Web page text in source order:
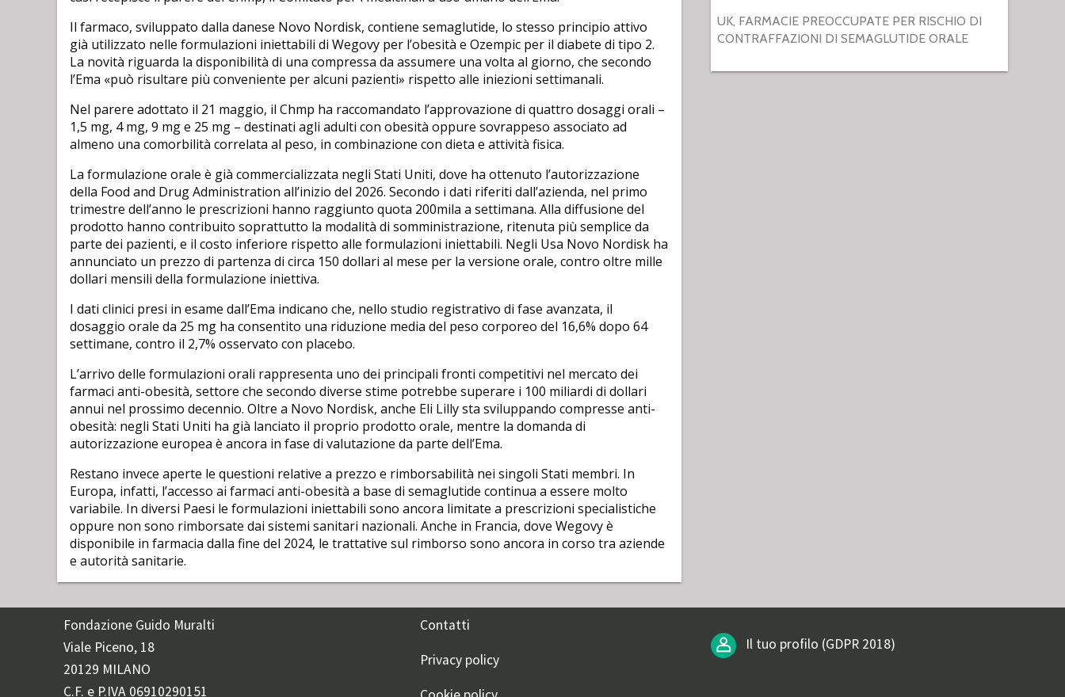
Il farmaco, sviluppato dalla danese Novo Nordisk, contiene semaglutide, lo stesso principio attivo
già utilizzato nelle formulazioni iniettabili di Wegovy per l’obesità e Ozempic per il diabete di tipo 2.
La novità riguarda la disponibilità di una compressa da assumere una volta al giorno, che secondo
l’Ema «può risultare più conveniente per alcuni pazienti» rispetto alle iniezioni settimanali.
Nel parere adottato il 21 maggio, il Chmp ha raccomandato l’approvazione di quattro dosaggi orali –
1,5 mg, 4 mg, 9 mg e 25 mg – destinati agli adulti con obesità oppure sovrappeso associato ad
almeno una comorbilità correlata al peso, in combinazione con dieta e attività fisica.
La formulazione orale è già commercializzata negli Stati Uniti, dove ha ottenuto l’autorizzazione
della Food and Drug Administration all’inizio del 2026. Secondo i dati riferiti dall’azienda, nel primo
trimestre dell’anno le prescrizioni hanno raggiunto quota 200mila a settimana. Alla diffusione del
prodotto hanno contribuito soprattutto la modalità di somministrazione, ritenuta più semplice da
parte dei pazienti, e il costo inferiore rispetto alle formulazioni iniettabili. Negli Usa Novo Nordisk ha
annunciato un prezzo di partenza di circa 150 dollari al mese per la versione orale, contro oltre mille
dollari mensili della formulazione iniettiva.
I dati clinici presi in esame dall’Ema indicano che, nello studio registrativo di fase avanzata, il
dosaggio orale da 25 mg ha consentito una riduzione media del peso corporeo del 16,6% dopo 64
settimane, contro il 2,7% osservato con placebo.
L’arrivo delle formulazioni orali rappresenta uno dei principali fronti competitivi nel mercato dei
farmaci anti-obesità, settore che secondo diverse stime potrebbe superare i 100 miliardi di dollari
annui nel prossimo decennio. Oltre a Novo Nordisk, anche Eli Lilly sta sviluppando compresse anti-
obesità: negli Stati Uniti ha già lanciato il proprio prodotto orale, mentre la domanda di
autorizzazione europea è ancora in fase di valutazione da parte dell’Ema.
Restano invece aperte le questioni relative a prezzo e rimborsabilità nei singoli Stati membri. In
Europa, infatti, l’accesso ai farmaci anti-obesità a base di semaglutide continua a essere molto
variabile. In diversi Paesi le formulazioni iniettabili sono ancora limitate a prescrizioni specialistiche
oppure non sono rimborsate dai sistemi sanitari nazionali. Anche in Francia, dove Wegovy è
disponibile in farmacia dalla fine del 2024, le trattative sul rimborso sono ancora in corso tra aziende
e autorità sanitarie.
UK, FARMACIE PREOCCUPATE PER RISCHIO DI
CONTRAFFAZIONI DI SEMAGLUTIDE ORALE
Fondazione Guido Muralti
Viale Piceno, 18
20129 MILANO
C.F. e P.IVA 06910290151
Contatti
Privacy policy
Il tuo profilo (GDPR 2018)